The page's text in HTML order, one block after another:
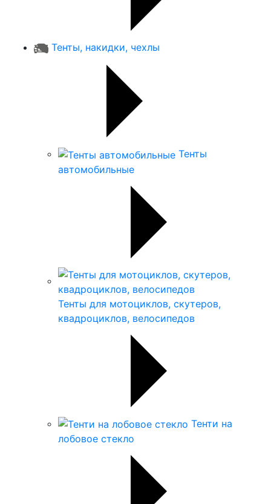
Тенты, накидки, чехлы
Тенты
автомобильные
Тенты для мотоциклов, скутеров,
квадроциклов, велосипедов
Тенти на
лобовое стекло